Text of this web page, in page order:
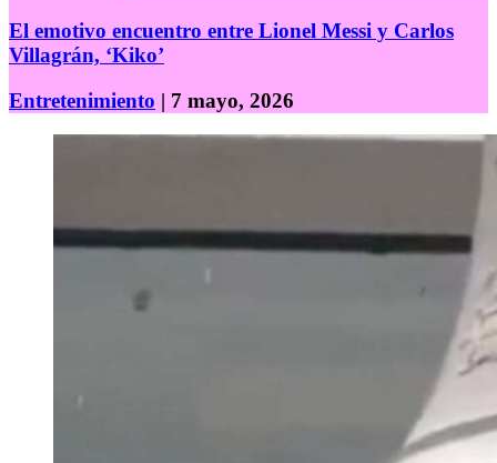
El emotivo encuentro entre Lionel Messi y Carlos
Villagrán, ‘Kiko’
Entretenimiento | 7 mayo, 2026